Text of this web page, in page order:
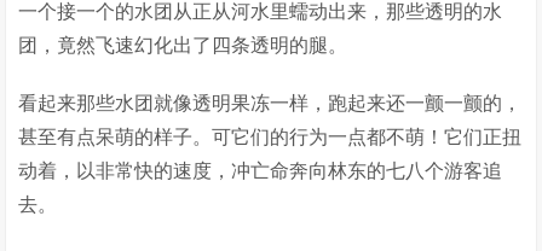
一个接一个的水团从正从河水里蠕动出来，那些透明的水
团，竟然飞速幻化出了四条透明的腿。
看起来那些水团就像透明果冻一样，跑起来还一颤一颤的，
甚至有点呆萌的样子。可它们的行为一点都不萌！它们正扭
动着，以非常快的速度，冲亡命奔向林东的七八个游客追
去。